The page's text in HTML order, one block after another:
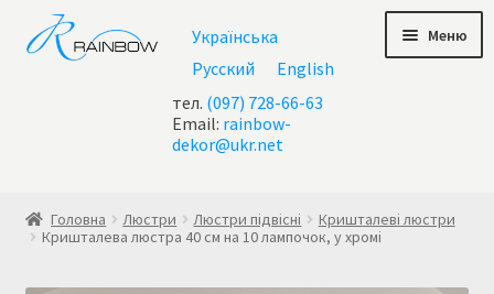
Перейти
до
навігації
Перейти
до
контенту
Українська
Русский
English
тел. (097) 728-66-63
Email: rainbow-
dekor@ukr.net
Меню
Головна Люстри Люстри підвісні
Кришталеві люстри
Кришталева люстра 40 см на 10 лампочок, у хромі